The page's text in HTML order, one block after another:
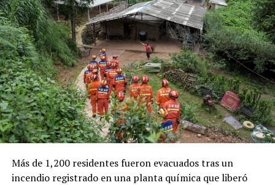
Las autoridades también señalaron que el robo de
combustible provocó pérdidas cercanas a los 530
millones de dólares para Pemex al cierre del segundo
trimestre, cifra que representa un incremento del 20 %
en comparación con el mismo período de 2025.
Como antecedente, recordaron que una toma
clandestina en un ducto de Pemex provocó una
explosión en 2019, en el estado de Hidalgo, dejando un
saldo de 137 personas fallecidas.
Comparte esto:
Más de 1,200 residentes fueron evacuados tras un
incendio registrado en una planta química que liberó